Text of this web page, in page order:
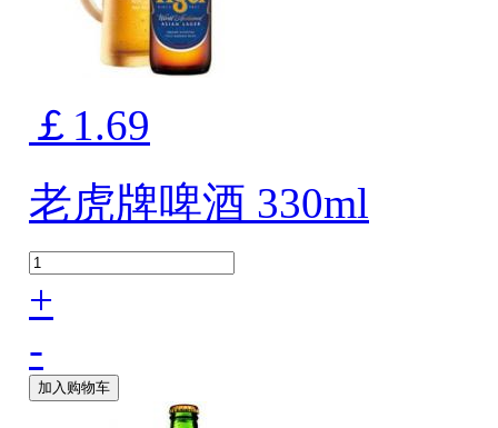
￡1.69
老虎牌啤酒 330ml
+
-
加入购物车